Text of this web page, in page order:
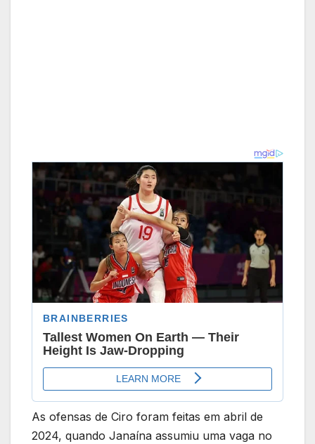
As ofensas de Ciro foram feitas em abril de
2024, quando Janaína assumiu uma vaga no